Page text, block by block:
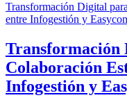
Transformación Digital
entre Infogestión y
Colaboración
Infogestión y